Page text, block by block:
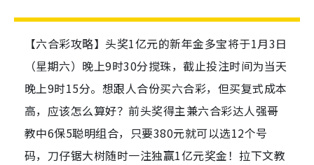
【六合彩攻略】头奖1亿元的新年金多宝将于1月3日
（星期六）晚上9时30分搅珠，截止投注时间为当天
晚上9时15分。想跟人合份买六合彩，但买复式成本
高，应该怎么算好？前头奖得主兼六合彩达人强哥
教中6保5聪明组合，只要380元就可以选12个号
码，刀仔锯大树随时一注独赢1亿元奖金！拉下文教